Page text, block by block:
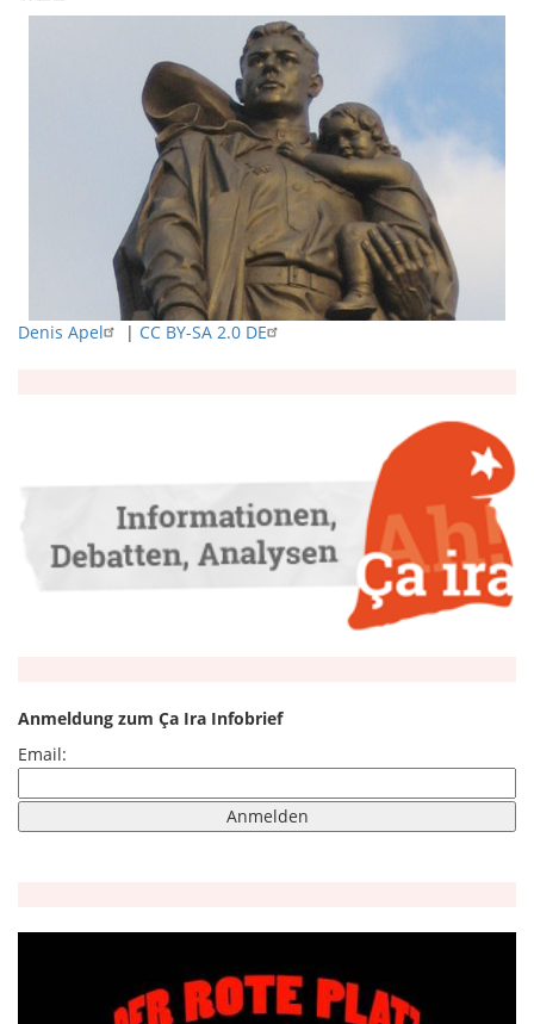
Denis Apel | CC BY-SA 2.0 DE
Anmeldung zum Ça Ira Infobrief
Email: